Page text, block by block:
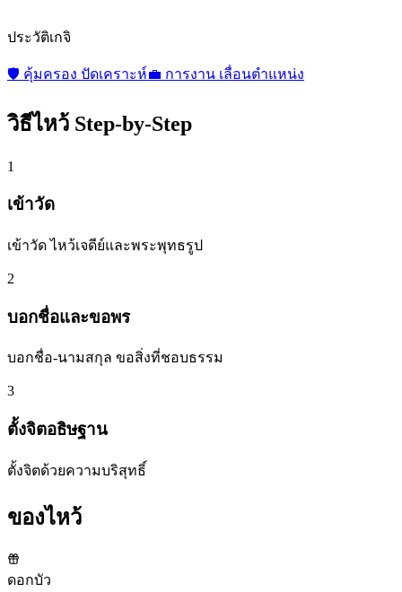
ประวัติเกจิ
🛡️ คุ้มครอง ปัดเคราะห์💼 การงาน เลื่อนตำแหน่ง
วิธีไหว้ Step-by-Step
1
เข้าวัด
เข้าวัด ไหว้เจดีย์และพระพุทธรูป
2
บอกชื่อและขอพร
บอกชื่อ-นามสกุล ขอสิ่งที่ชอบธรรม
3
ตั้งจิตอธิษฐาน
ตั้งจิตด้วยความบริสุทธิ์
ของไหว้
ดอกบัว